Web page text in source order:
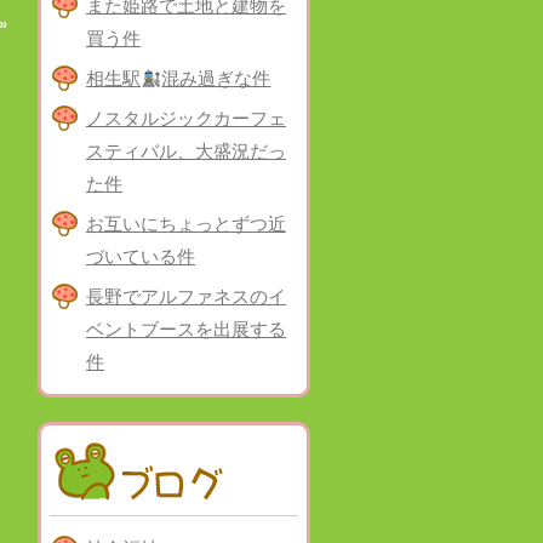
また姫路で土地と建物を
買う件
相生駅
混み過ぎな件
ノスタルジックカーフェ
スティバル、大盛況だっ
た件
お互いにちょっとずつ近
づいている件
長野でアルファネスのイ
ベントブースを出展する
件